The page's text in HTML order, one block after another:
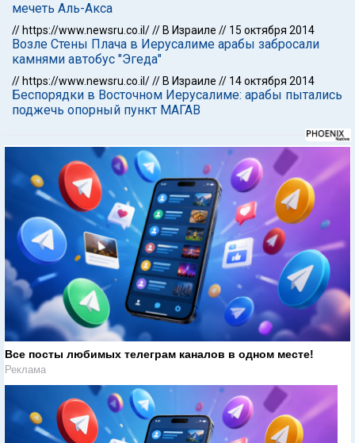
мечеть Аль-Акса
// https://www.newsru.co.il/// В Израиле // 15 октября 2014
Возле Стены Плача в Иерусалиме арабы забросали
камнями автобус "Эгеда"
// https://www.newsru.co.il/// В Израиле // 14 октября 2014
Беспорядки в Восточном Иерусалиме: арабы пытались
поджечь опорный пункт МАГАВ
Все посты любимых телеграм каналов в одном месте!
Реклама